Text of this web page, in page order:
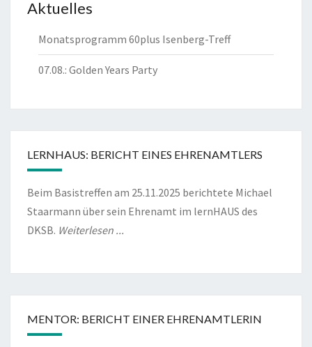
Aktuelles
Monatsprogramm 60plus Isenberg-Treff
07.08.: Golden Years Party
LERNHAUS: BERICHT EINES EHRENAMTLERS
Beim Basistreffen am 25.11.2025 berichtete Michael
Staarmann über sein Ehrenamt im lernHAUS des
DKSB. Weiterlesen ...
MENTOR: BERICHT EINER EHRENAMTLERIN